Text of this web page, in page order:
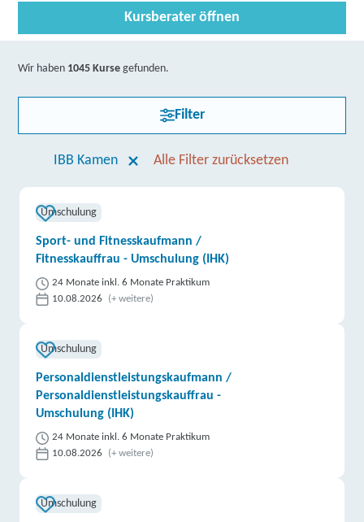
Kursberater öffnen
Wir haben 1045 Kurse gefunden.
Filter
IBB Kamen Alle Filter zurücksetzen
Umschulung
Sport- und Fitnesskaufmann /
Fitnesskauffrau - Umschulung (IHK)
24 Monate inkl. 6 Monate Praktikum
10.08.2026
(+ weitere)
Umschulung
Personaldienstleistungskaufmann /
Personaldienstleistungskauffrau -
Umschulung (IHK)
24 Monate inkl. 6 Monate Praktikum
10.08.2026
(+ weitere)
Umschulung